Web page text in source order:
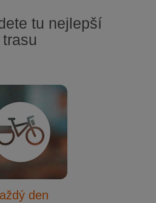
tu nejlepší
trasu
den